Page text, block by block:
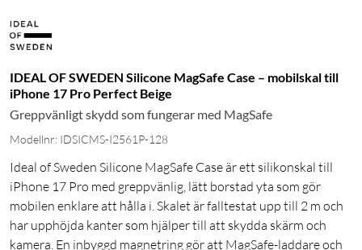
IDEAL OF SWEDEN Silicone MagSafe Case – mobilskal till
iPhone 17 Pro Perfect Beige
Greppvänligt skydd som fungerar med MagSafe
Modellnr: IDSICMS-I2561P-128
Ideal of Sweden Silicone MagSafe Case är ett silikonskal till
iPhone 17 Pro med greppvänlig, lätt borstad yta som gör
mobilen enklare att hålla i. Skalet är falltestat upp till 2 m och
har upphöjda kanter som hjälper till att skydda skärm och
kamera. En inbyggd magnetring gör att MagSafe-laddare och